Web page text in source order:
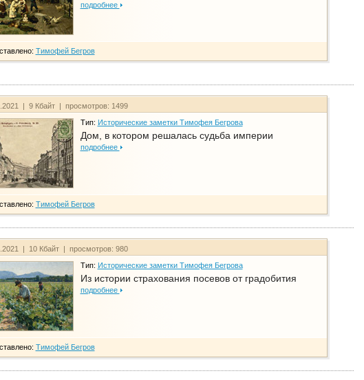
подробнее
Тимофей Бегров
| 9 Кбайт | просмотров: 1499
Тип: Исторические заметки Тимофея Бегрова
Дом, в котором решалась судьба империи
подробнее
Тимофей Бегров
| 10 Кбайт | просмотров: 980
Тип: Исторические заметки Тимофея Бегрова
Из истории страхования посевов от градобития
подробнее
Тимофей Бегров